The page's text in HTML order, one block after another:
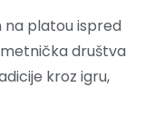
platou ispred
društva
kroz igru,